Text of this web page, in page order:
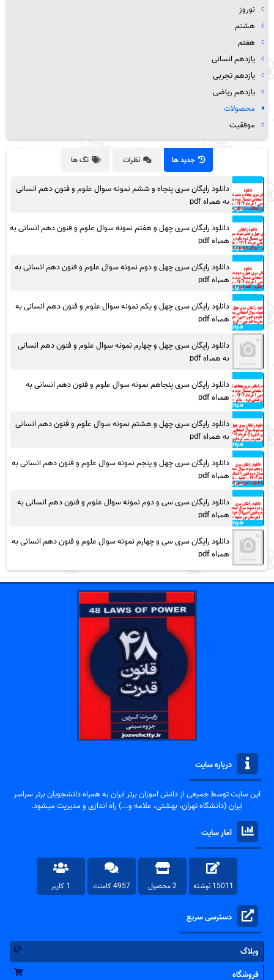
نوروز
هشتم
هفتم
یازدهم انسانی
یازدهم تجربی
یازدهم ریاضی
محصولات
موفقیت
جدید ها نظرات تگ ها
دانلود رایگان سری پنجاه و ششم نمونه سوال علوم و فنون دهم انسانی
به همراه pdf
دانلود رایگان سری چهل و هفتم نمونه سوال علوم و فنون دهم انسانی به
همراه pdf
دانلود رایگان سری چهل و دوم نمونه سوال علوم و فنون دهم انسانی به
همراه pdf
دانلود رایگان سری چهل و یکم نمونه سوال علوم و فنون دهم انسانی به
همراه pdf
دانلود رایگان سری چهل و چهارم نمونه سوال علوم و فنون دهم انسانی
به همراه pdf
دانلود رایگان سری پنجاهم نمونه سوال علوم و فنون دهم انسانی به
همراه pdf
دانلود رایگان سری چهل و هشتم نمونه سوال علوم و فنون دهم انسانی
به همراه pdf
دانلود رایگان سری چهل و پنجم نمونه سوال علوم و فنون دهم انسانی به
همراه pdf
دانلود رایگان سری سی و دوم نمونه سوال علوم و فنون دهم انسانی به
همراه pdf
دانلود رایگان سری سی و چهارم نمونه سوال علوم و فنون دهم انسانی به
همراه pdf
درباره سایت
این سایت توسط جمیعی از دانش اموزان برتر ایران به همراه دانشجویان برتر سراسر
ایران (دانشگاه تهران، بهشتی، علامه و...) راه اندازی و مدیریت میشود.
آمار سایت
15011 نوشته 2 محصول 4957 کامنت 1 کاربر
دسترسی سریع
وبلاگ
فروشگاه